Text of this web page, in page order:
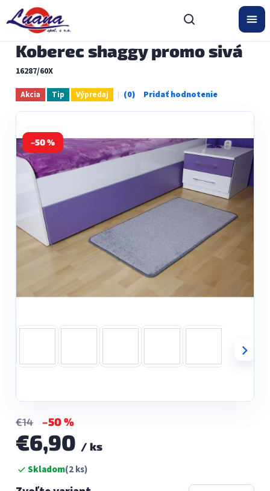
obsah
Koberec shaggy promo sivá
16287/60X
Akcia Tip Výpredaj
Priemerné
hodnotenie
0,0
z
5
hviezdičiek.
–50 %
€14 –50 %
€6,90 / ks
Jednotková
cena:Skladom(2 ks)